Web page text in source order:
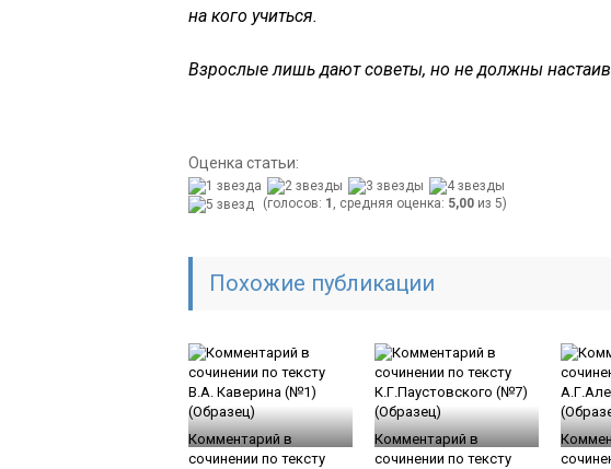
на кого учиться.
Взрослые лишь дают советы, но не должны
Оценка статьи:
(голосов: 1 , средняя оценка: 5,00 из 5)
Похожие публикации
Комментарий в
сочинении по тексту
Комментарий в
сочинении по тексту